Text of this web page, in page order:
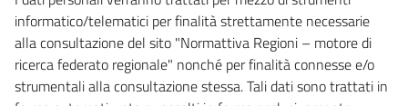
informatico/telematici per finalità strettamente necessarie
alla consultazione del sito "Normattiva Regioni – motore di
ricerca federato regionale" nonché per finalità connesse e/o
strumentali alla consultazione stessa. Tali dati sono trattati in